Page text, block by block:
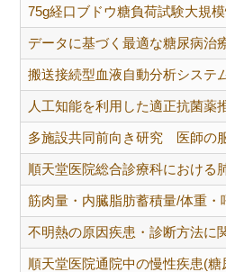
75g経口ブドウ糖負荷試験大規
データに基づく最適な糖尿病治
搬送接続型血液自動分析システ
人工知能を利用した適正抗菌薬
多施設共同前向き研究 医師の
順天堂医院総合診療科における
筋肉量・内臓脂肪蓄積量/体重
不明熱の原因疾患・診断方法に
順天堂医院通院中の慢性疾患(